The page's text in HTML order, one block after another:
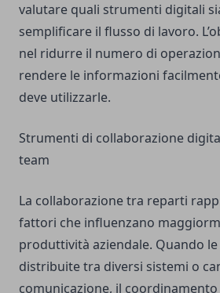
valutare quali strumenti digitali
semplificare il flusso di lavoro.
nel ridurre il numero di
rendere le informazioni
deve utilizzarle.
Strumenti di collaborazione
team
La collaborazione tra reparti
fattori che influenzano
produttività aziendale. Quando
distribuite tra diversi sistemi o
comunicazione, il